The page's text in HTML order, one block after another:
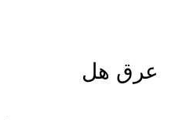
عرق هل